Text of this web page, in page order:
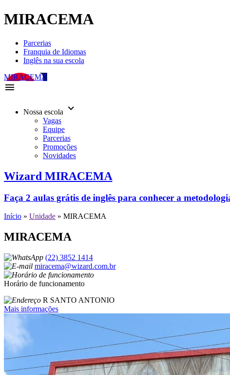
MIRACEMA
Parcerias
Franquia de Idiomas
Inglês na sua escola
MIRACEMA
menu
Nossa escola keyboard_arrow_down
Vagas
Equipe
Parcerias
Promoções
Novidades
Wizard MIRACEMA
Faça 2 aulas grátis de inglês para conhecer a
Início » Unidade » MIRACEMA
MIRACEMA
(22) 3852 1414
miracema@wizard.com.br
Horário de funcionamento
R SANTO ANTONIO
Mais informações